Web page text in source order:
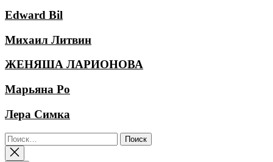
Edward Bil
Михаил Литвин
ЖЕНЯША ЛАРИОНОВА
Марьяна Ро
Лера Симка
Найти: